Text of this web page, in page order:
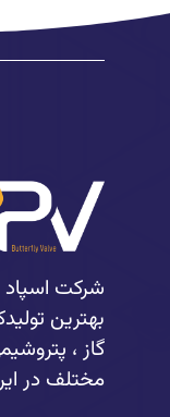
شرکت اسپاد
بهترین
گاز ،
مختلف در